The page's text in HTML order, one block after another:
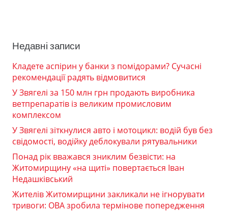
Недавні записи
Кладете аспірин у банки з помідорами? Сучасні
рекомендації радять відмовитися
У Звягелі за 150 млн грн продають виробника
ветпрепаратів із великим промисловим
комплексом
У Звягелі зіткнулися авто і мотоцикл: водій був без
свідомості, водійку деблокували рятувальники
Понад рік вважався зниклим безвісти: на
Житомирщину «на щиті» повертається Іван
Недашківський
Жителів Житомирщини закликали не ігнорувати
тривоги: ОВА зробила термінове попередження